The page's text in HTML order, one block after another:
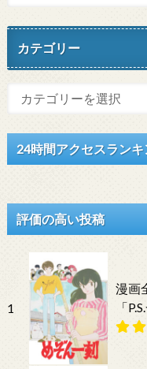
カテゴリー
24時間アクセスランキ
評価の高い投稿
1
漫画
「